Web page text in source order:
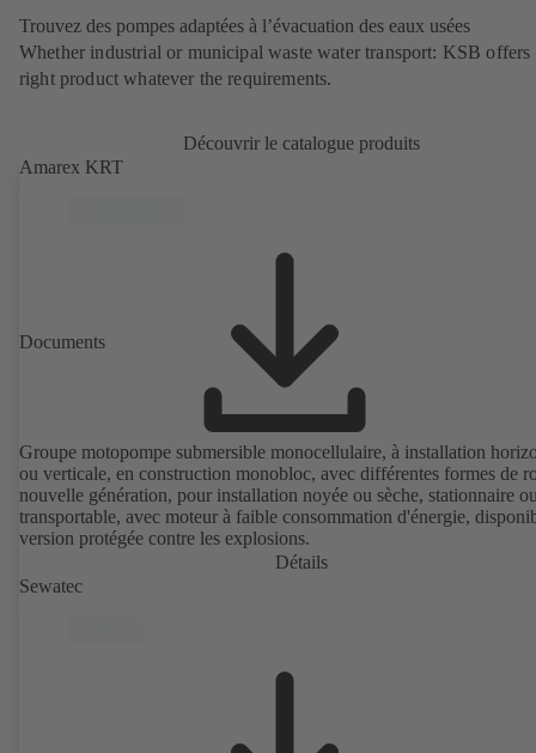
Trouvez des pompes adaptées à l’évacuation des eaux usées
Whether industrial or municipal waste water transport: KSB offers
right product whatever the requirements.
Découvrir le catalogue produits
Amarex KRT
Documents
Groupe motopompe submersible monocellulaire, à installation
ou verticale, en construction monobloc, avec différentes formes de
nouvelle génération, pour installation noyée ou sèche, stationnaire
transportable, avec moteur à faible consommation d'énergie,
version protégée contre les explosions.
Détails
Sewatec